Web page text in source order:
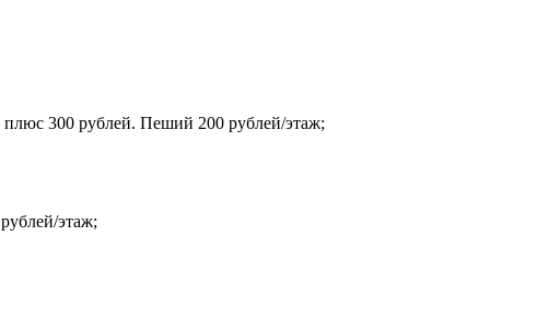
300 рублей. Пеший 200 рублей/этаж;
этаж;